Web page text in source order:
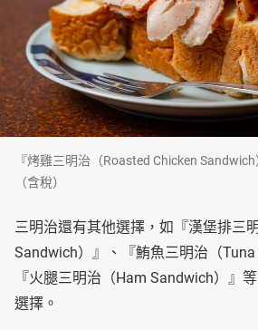
『烤雞三明治（Roasted Chicken
（含稅）
三明治還有其他選擇，如『漢堡排三
Sandwich）』、『鮪魚三明治（Tuna
『火腿三明治（Ham Sandwich）』
選擇。